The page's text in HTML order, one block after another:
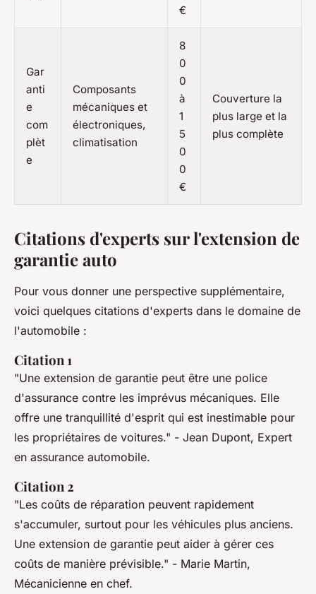
€
Gar
anti
e
com
plèt
e
Composants
mécaniques et
électroniques,
climatisation
8
0
0
à
1
5
0
0
€
Couverture la
plus large et la
plus complète
Citations d'experts sur l'extension de
garantie auto
Pour vous donner une perspective supplémentaire,
voici quelques citations d'experts dans le domaine de
l'automobile :
Citation 1
"Une extension de garantie peut être une police
d'assurance contre les imprévus mécaniques. Elle
offre une tranquillité d'esprit qui est inestimable pour
les propriétaires de voitures." - Jean Dupont, Expert
en assurance automobile.
Citation 2
"Les coûts de réparation peuvent rapidement
s'accumuler, surtout pour les véhicules plus anciens.
Une extension de garantie peut aider à gérer ces
coûts de manière prévisible." - Marie Martin,
Mécanicienne en chef.